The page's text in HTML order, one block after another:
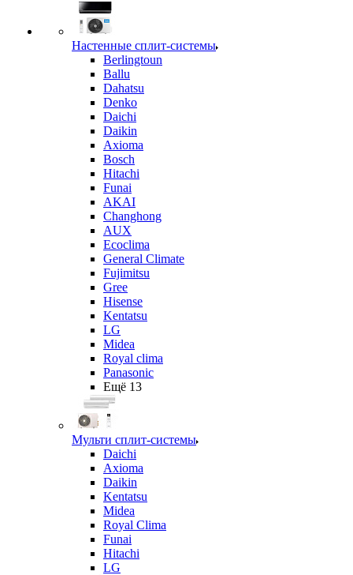
Настенные сплит-системы
Berlingtoun
Ballu
Dahatsu
Denko
Daichi
Daikin
Axioma
Bosch
Hitachi
Funai
AKAI
Changhong
AUX
Ecoclima
General Climate
Fujimitsu
Gree
Hisense
Kentatsu
LG
Midea
Royal clima
Panasonic
Ещё 13
Мульти сплит-системы
Daichi
Axioma
Daikin
Kentatsu
Midea
Royal Clima
Funai
Hitachi
LG